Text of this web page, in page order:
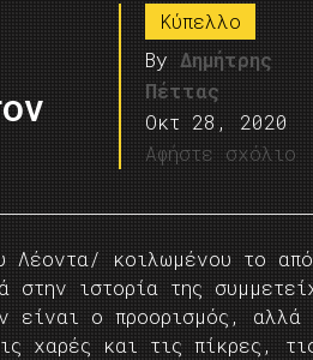
Κύπελλο
By Δημήτρης
Πέττας
Οκτ 28, 2020
Αφήστε σχόλιο
Λέοντα/ κοιλωμένου το
στην ιστορία της
είναι ο προορισμός, αλλά
χαρές και τις πίκρες,